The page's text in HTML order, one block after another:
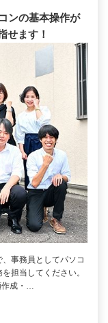
ンの基本操作が
せます！
事務員としてパソコ
担当してください。
成・…